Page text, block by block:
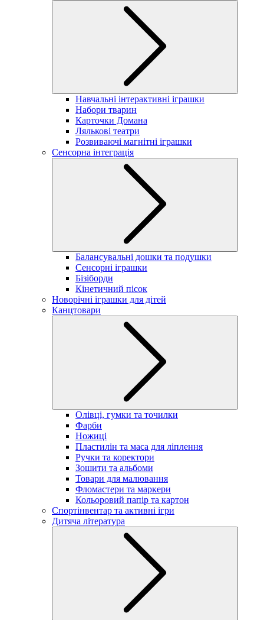
Навчальні інтерактивні іграшки
Набори тварин
Карточки Домана
Лялькові театри
Розвиваючі магнітні іграшки
Сенсорна інтеграція
Балансувальні дошки та подушки
Сенсорні іграшки
Бізіборди
Кінетичний пісок
Новорічні іграшки для дітей
Канцтовари
Олівці, гумки та точилки
Фарби
Ножиці
Пластилін та маса для ліплення
Ручки та коректори
Зошити та альбоми
Товари для малювання
Фломастери та маркери
Кольоровий папір та картон
Спортінвентар та активні ігри
Дитяча література